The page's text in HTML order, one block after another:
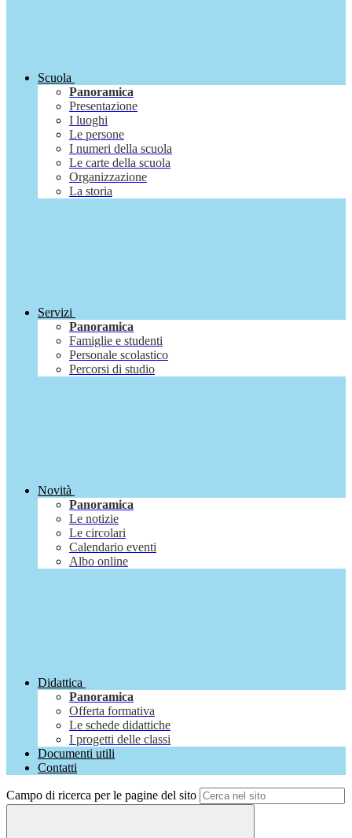
Scuola
Panoramica
Presentazione
I luoghi
Le persone
I numeri della scuola
Le carte della scuola
Organizzazione
La storia
Servizi
Panoramica
Famiglie e studenti
Personale scolastico
Percorsi di studio
Novità
Panoramica
Le notizie
Le circolari
Calendario eventi
Albo online
Didattica
Panoramica
Offerta formativa
Le schede didattiche
I progetti delle classi
Documenti utili
Contatti
Campo di ricerca per le pagine del sito